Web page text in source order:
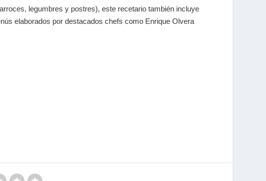
legumbres y postres), este recetario también incluye
elaborados por destacados chefs como Enrique Olvera